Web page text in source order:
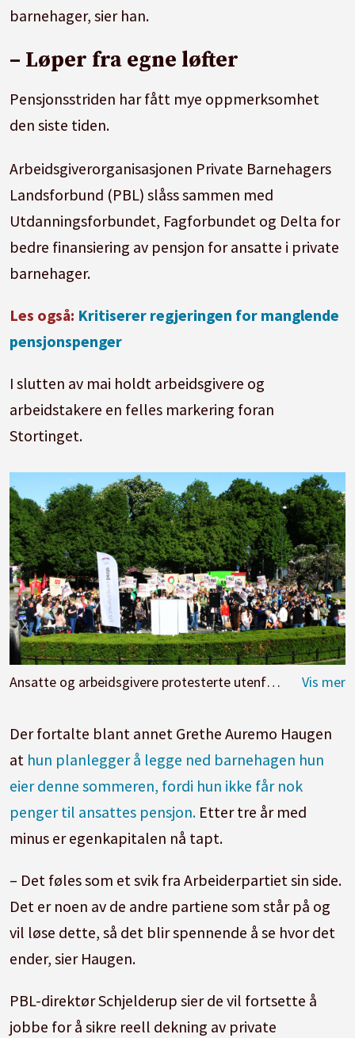
barnehager, sier han.
– Løper fra egne løfter
Pensjonsstriden har fått mye oppmerksomhet
den siste tiden.
Arbeidsgiverorganisasjonen Private Barnehagers
Landsforbund (PBL) slåss sammen med
Utdanningsforbundet, Fagforbundet og Delta for
bedre finansiering av pensjon for ansatte i private
barnehager.
Les også: Kritiserer regjeringen for manglende
pensjonspenger
I slutten av mai holdt arbeidsgivere og
arbeidstakere en felles markering foran
Stortinget.
Ansatte og arbeidsgivere protesterte utenfor Stortinget.
Der fortalte blant annet Grethe Auremo Haugen
at hun planlegger å legge ned barnehagen hun
eier denne sommeren, fordi hun ikke får nok
penger til ansattes pensjon. Etter tre år med
minus er egenkapitalen nå tapt.
– Det føles som et svik fra Arbeiderpartiet sin side.
Det er noen av de andre partiene som står på og
vil løse dette, så det blir spennende å se hvor det
ender, sier Haugen.
PBL-direktør Schjelderup sier de vil fortsette å
jobbe for å sikre reell dekning av private